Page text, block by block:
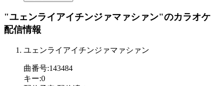
"ユェンライアイチンジァマァシァン"のカラオケ
配信情報
ユェンライアイチンジァマァシァン
曲番号:143484
キー:0